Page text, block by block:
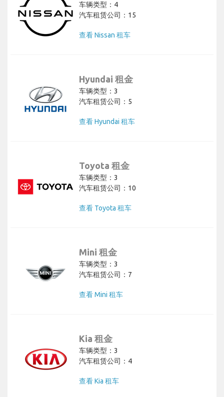
车辆类型：4
汽车租赁公司：15
查看 Nissan 租车
Hyundai 租金
车辆类型：3
汽车租赁公司：5
查看 Hyundai 租车
Toyota 租金
车辆类型：3
汽车租赁公司：10
查看 Toyota 租车
Mini 租金
车辆类型：3
汽车租赁公司：7
查看 Mini 租车
Kia 租金
车辆类型：3
汽车租赁公司：4
查看 Kia 租车